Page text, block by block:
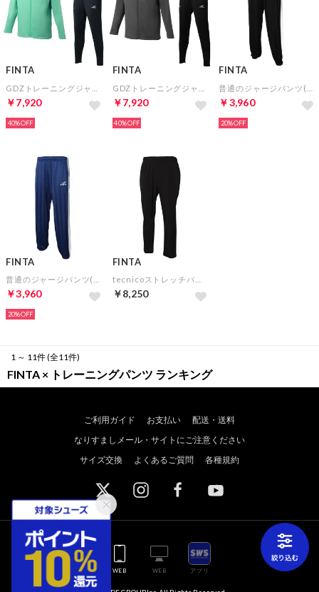
FINTA
￥7,920
40%
FINTA
￥7,920
40%
FINTA
￥3,960
20%
FINTA
￥3,960
20%
FINTA
￥8,250
1 ～ 11件 (全11件)
FINTA × トレーニングパンツ ランキング
ご利用ガイド お支払い
配送・送料
なりすましメール・サイトにご注意ください
サイズ交換
よくあるご質問 各種規約
WEB WEB アプリ